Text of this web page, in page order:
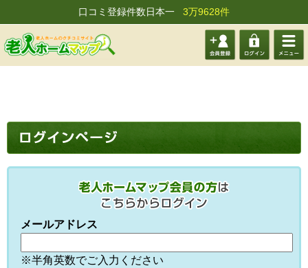
口コミ登録件数日本一 3万9628件
会員登 ログイ メニュ
メールアドレス
※半角英数でご入力ください